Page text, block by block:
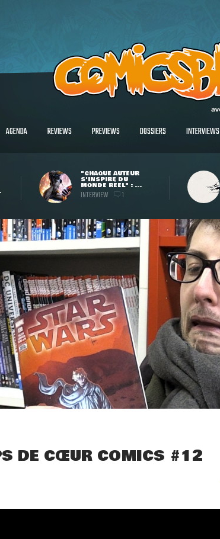
AGENDA REVIEWS PREVIEWS DOSSIERS INTERVIEWS
"CHAQUE AUTEUR
S'INSPIRE DU
MONDE RÉEL" : ...
INTERVIEW 1
DE CŒUR COMICS #12